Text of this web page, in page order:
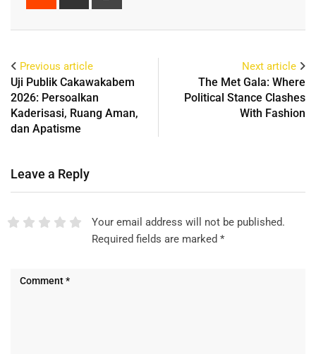
Previous article
Uji Publik Cakawakabem
2026: Persoalkan
Kaderisasi, Ruang Aman,
dan Apatisme
Next article
The Met Gala: Where
Political Stance Clashes
With Fashion
Leave a Reply
Your email address will not be published.
Required fields are marked *